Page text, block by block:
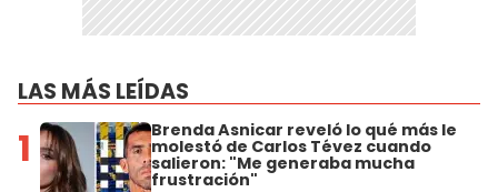
LAS MÁS LEÍDAS
1 Brenda Asnicar reveló lo qué más le
molestó de Carlos Tévez cuando
salieron: "Me generaba mucha
frustración"